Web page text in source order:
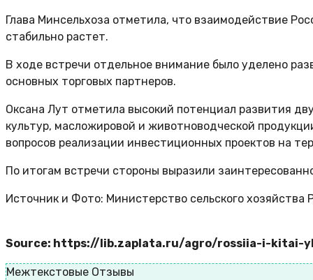
Глава Минсельхоза отметила, что взаимодействие
стабильно растет.
В ходе встречи отдельное внимание было уделено
основных торговых партнеров.
Оксана Лут отметила высокий потенциал развития
культур, масложировой и животноводческой
вопросов реализации инвестиционных проектов на
По итогам встречи стороны выразили
Источник и Фото: Министерство сельского
Source: https://lib.zaplata.ru/agro/rossiia-i-kitai-
Межтекстовые Отзывы